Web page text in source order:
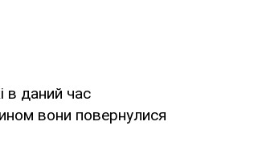
в даний час
вони повернулися